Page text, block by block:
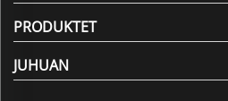
PRODUKTET
JUHUAN